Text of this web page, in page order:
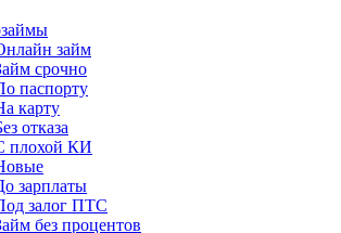
займ
срочно
паспорту
карту
отказа
плохой КИ
зарплаты
залог ПТС
без процентов